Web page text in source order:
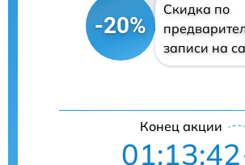
-20%
Скидка по
записи на
Конец акции
01:13:41